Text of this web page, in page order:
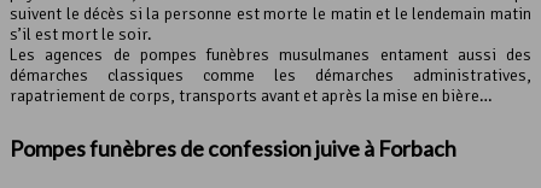
suivent le décès si la personne est morte le matin et le lendemain matin
s’il est mort le soir.
Les agences de pompes funèbres musulmanes entament aussi des
démarches classiques comme les démarches administratives,
rapatriement de corps, transports avant et après la mise en bière…
Pompes funèbres de confession juive à Forbach